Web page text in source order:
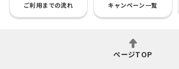
ご利用までの流れ キャンペーン一覧
ページTOP